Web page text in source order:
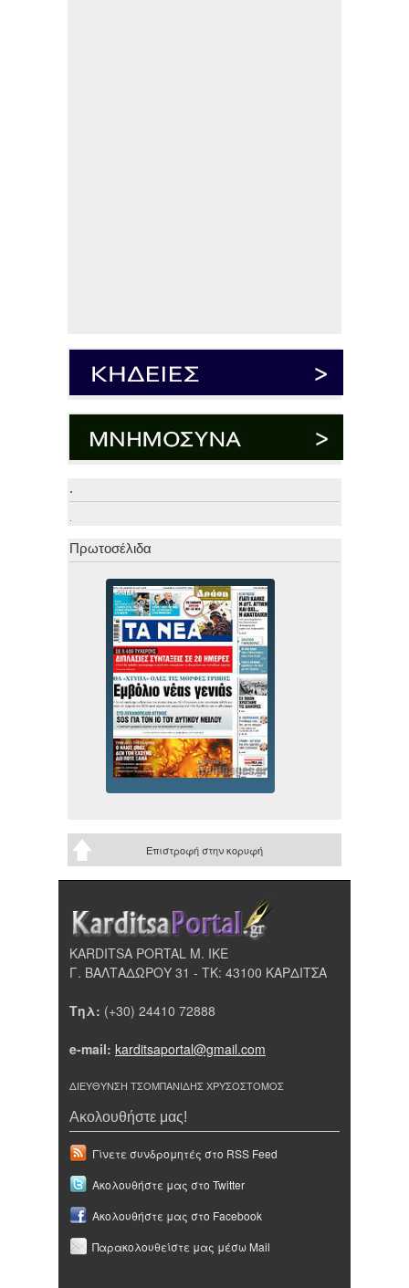
.
.
Πρωτοσέλιδα
Επιστροφή στην κορυφή
KARDITSA PORTAL Μ. ΙΚΕ
Γ. ΒΑΛΤΑΔΩΡΟΥ 31 - ΤΚ: 43100 ΚΑΡΔΙΤΣΑ
Τηλ: (+30) 24410 72888
e-mail: karditsaportal@gmail.com
ΔΙΕΥΘΥΝΣΗ ΤΣΟΜΠΑΝΙΔΗΣ ΧΡΥΣΟΣΤΟΜΟΣ
Ακολουθήστε μας!
Γίνετε συνδρομητές στο RSS Feed
Ακολουθήστε μας στο Twitter
Ακολουθήστε μας στο Facebook
Παρακολουθείστε μας μέσω Mail